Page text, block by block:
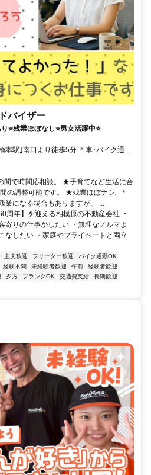
バイザー
⭐残業ほぼなし⭐男女活躍中⭐
本駅｣南口より徒歩5分 ＊車･バイク通勤
間で時間応相談。 ★子育てなど生活に合
の調整可能です。 ★残業ほぼナシ｡ ＊
業になる場合もありますが、 ...
周年】を迎える相模原の不動産会社 ・
寄りの仕事がしたい ・無理なノルマよ
なしたい ・家庭やプライベートと両立
主夫歓迎 フリーター歓迎
バイク通勤OK
経験不問 未経験者歓迎 午前
経験者歓迎
夕方 ブランクOK 交通費支給
長期歓迎